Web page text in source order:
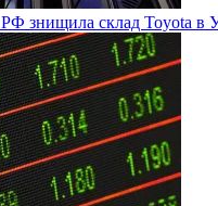
РФ знищила склад Toyota в